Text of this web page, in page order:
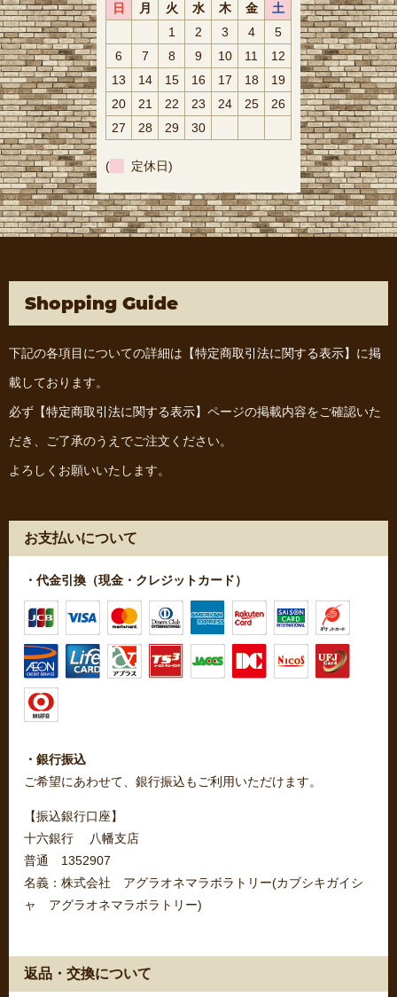
日 月 火 水 木 金
土
1
2 3 4
5
6
7 8 9 10 11
12
13
14 15 16 17 18
19
20
21 22 23 24 25
26
27
28 29 30
( 定休日)
Shopping Guide
下記の各項目についての詳細は 【特定商取引法に関する表示】 に掲
載しております。
必ず 【特定商取引法に関する表示】 ページの掲載内容をご確認いた
だき、ご了承のうえでご注文ください。
よろしくお願いいたします。
お支払いについて
・代金引換（現金・クレジットカード）
・銀行振込
ご希望にあわせて、銀行振込もご利用いただけます。
【振込銀行口座】
十六銀行 八幡支店
普通 1352907
名義：株式会社 アグラオネマラボラトリー(カブシキガイシ
ャ アグラオネマラボラトリー)
返品・交換について